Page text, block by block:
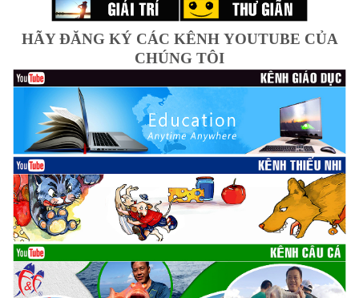
HÃY ĐĂNG KÝ CÁC KÊNH YOUTUBE CỦA
CHÚNG TÔI